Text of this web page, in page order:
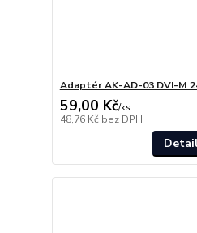
Adaptér AK-AD-03 DVI-M
59,00 Kč/ks
48,76 Kč bez DPH